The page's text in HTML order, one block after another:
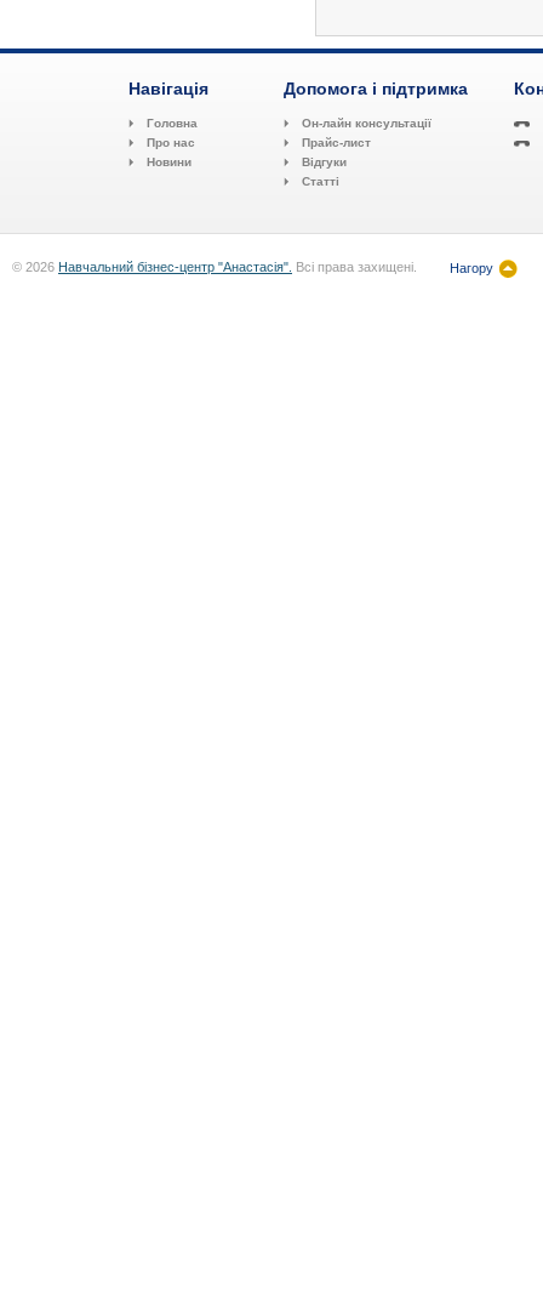
Навігація
Головна
Про нас
Новини
Допомога і підтримка
Он-лайн консультації
Прайс-лист
Відгуки
Статті
© 2026 Навчальний бізнес-центр "Анастасія". Всі права захищені. Нагору